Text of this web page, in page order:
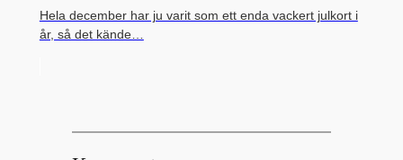
Hela december har ju varit som ett enda vackert julkort i
år, så det kände…